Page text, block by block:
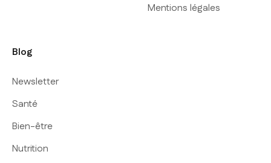
Mentions légales
Blog
Newsletter
Santé
Bien-être
Nutrition